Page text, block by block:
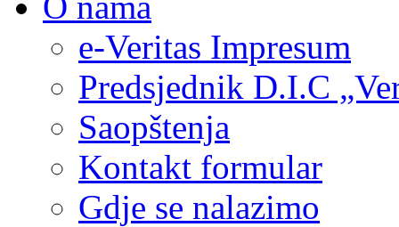
e-Veritas Impresum
Predsjednik D.I.C
Saopštenja
Kontakt formular
Gdje se nalazimo